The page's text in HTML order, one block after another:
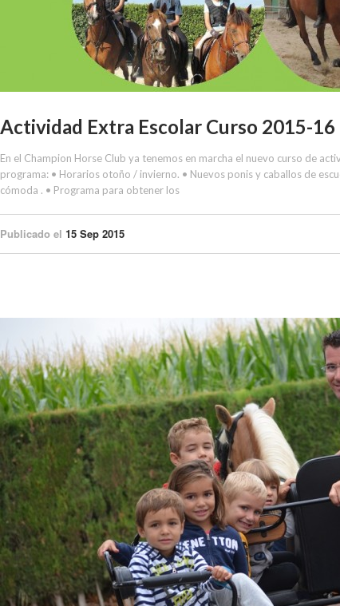
Actividad Extra Escolar Curso 2015-16
En el Champion Horse Club ya tenemos en marcha el nuevo curso de
programa: • Horarios otoño / invierno. • Nuevos ponis y caballos de
cómoda . • Programa para obtener los
Publicado el 15 Sep 2015